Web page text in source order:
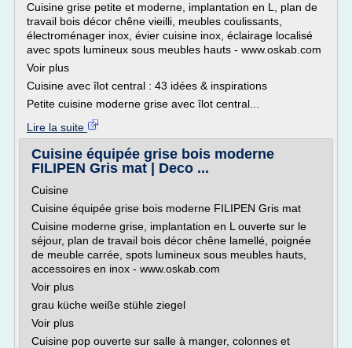
Cuisine grise petite et moderne, implantation en L, plan de
travail bois décor chêne vieilli, meubles coulissants,
électroménager inox, évier cuisine inox, éclairage localisé
avec spots lumineux sous meubles hauts - www.oskab.com
Voir plus
Cuisine avec îlot central : 43 idées & inspirations
Petite cuisine moderne grise avec îlot central...
Lire la suite
Cuisine équipée grise bois moderne
FILIPEN Gris mat | Deco ...
Cuisine
Cuisine équipée grise bois moderne FILIPEN Gris mat
Cuisine moderne grise, implantation en L ouverte sur le
séjour, plan de travail bois décor chêne lamellé, poignée
de meuble carrée, spots lumineux sous meubles hauts,
accessoires en inox - www.oskab.com
Voir plus
grau küche weiße stühle ziegel
Voir plus
Cuisine pop ouverte sur salle à manger, colonnes et